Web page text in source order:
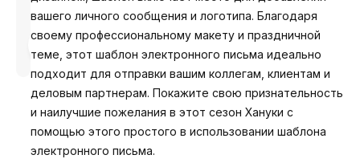
Разработано
Анастасия
вашего личного сообщения и логотипа. Благодаря
своему профессиональному макету и праздничной
теме, этот шаблон электронного письма идеально
подходит для отправки вашим коллегам, клиентам и
деловым партнерам. Покажите свою признательность
и наилучшие пожелания в этот сезон Хануки с
помощью этого простого в использовании шаблона
электронного письма.